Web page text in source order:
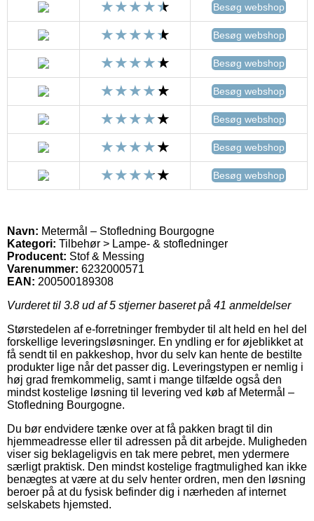
Besøg webshop
Besøg webshop
Besøg webshop
Besøg webshop
Besøg webshop
Besøg webshop
Besøg webshop
Navn: Metermål – Stofledning Bourgogne
Kategori: Tilbehør > Lampe- & stofledninger
Producent: Stof & Messing
Varenummer: 6232000571
EAN: 200500189308
Vurderet til 3.8 ud af 5 stjerner baseret på 41 anmeldelser
Størstedelen af e-forretninger frembyder til alt held en hel del
forskellige leveringsløsninger. En yndling er for øjeblikket at
få sendt til en pakkeshop, hvor du selv kan hente de bestilte
produkter lige når det passer dig. Leveringstypen er nemlig i
høj grad fremkommelig, samt i mange tilfælde også den
mindst kostelige løsning til levering ved køb af Metermål –
Stofledning Bourgogne.
Du bør endvidere tænke over at få pakken bragt til din
hjemmeadresse eller til adressen på dit arbejde. Muligheden
viser sig beklageligvis en tak mere pebret, men ydermere
særligt praktisk. Den mindst kostelige fragtmulighed kan ikke
benægtes at være at du selv henter ordren, men den løsning
beroer på at du fysisk befinder dig i nærheden af internet
selskabets hjemsted.